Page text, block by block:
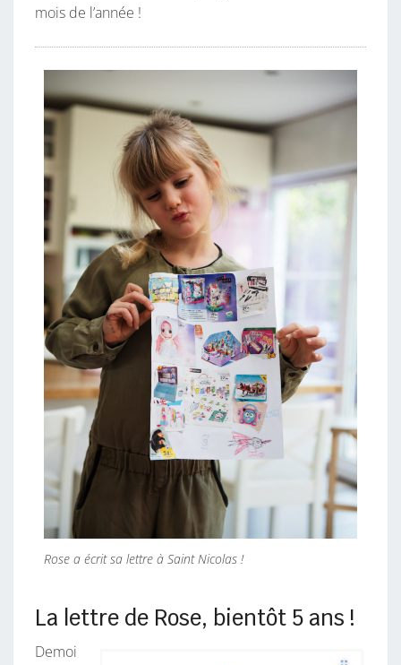
mois de l’année !
Rose a écrit sa lettre à Saint Nicolas !
La lettre de Rose, bientôt 5 ans !
Demoi